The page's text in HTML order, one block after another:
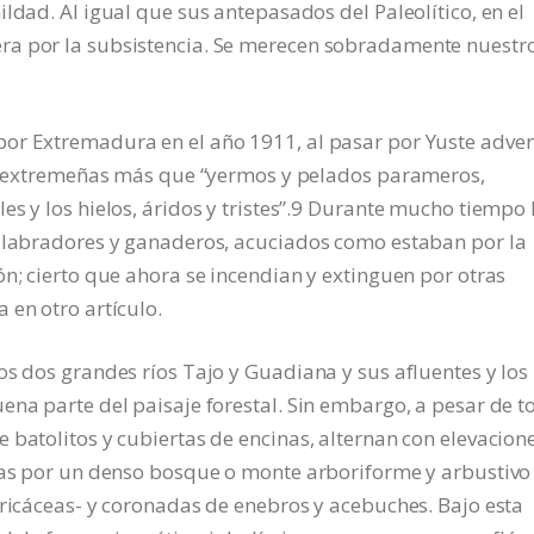
Al igual que sus antepasados del Paleolítico, en el
por la subsistencia. Se merecen sobradamente
Extremadura en el año 1911, al pasar por Yuste
más que “yermos y pelados parameros,
y los hielos, áridos y tristes”.9 Durante mucho tiempo
y ganaderos, acuciados como estaban por la
cierto que ahora se incendian y extinguen por otras
en otro artículo.
dos grandes ríos Tajo y Guadiana y sus afluentes y los
parte del paisaje forestal. Sin embargo, a pesar de
y cubiertas de encinas, alternan con
por un denso bosque o monte arboriforme y arbustivo
y coronadas de enebros y acebuches. Bajo esta